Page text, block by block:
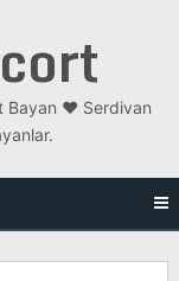
Bayan ❤️ Serdivan